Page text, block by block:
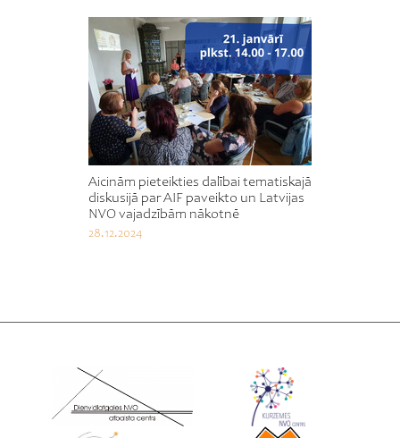
Aicinām pieteikties dalībai tematiskajā
diskusijā par AIF paveikto un Latvijas
NVO vajadzībām nākotnē
28.12.2024